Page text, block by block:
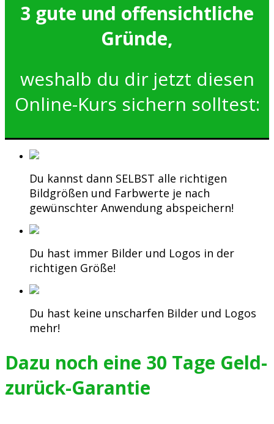
3 gute und offensichtliche
Gründe,
weshalb du dir jetzt diesen
Online-Kurs sichern solltest:
Du kannst dann SELBST alle richtigen
Bildgrößen und Farbwerte je nach
gewünschter Anwendung abspeichern!
Du hast immer Bilder und Logos in der
richtigen Größe!
Du hast keine unscharfen Bilder und Logos
mehr!
Dazu noch eine 30 Tage Geld-
zurück-Garantie